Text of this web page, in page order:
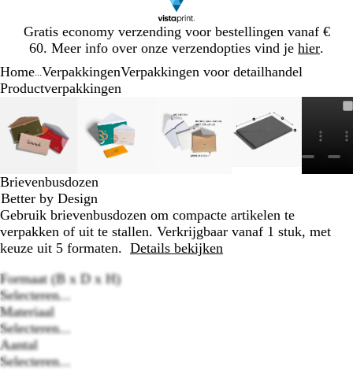
Gratis economy verzending voor bestellingen vanaf €
60. Meer info over onze verzendopties vind je hier.
1
Home VerpakkingenVerpakkingen voor detailhandel
Productverpakkingen
afbeelding
tot
minimum
om
uit
te
plus-
en
mintoetsen
te
zoomen
en
pijltjestoetsen
om
zwenken
afbeelding
tot
minimum
om
uit
te
plus-
en
mintoetsen
en
pijltjestoetsen
om
te
zwenken
afbeelding
tot
minimum
om
uit
te
plus-
en
mintoetsen
en
pijltjestoetsen
om
afbeelding
tot
minimum
om
uit
vouwen
plus-
en
mintoetsen
en
pijltjestoetsen
van
Brievenbusdozen
Better by Design
Gebruik brievenbusdozen om compacte artikelen te
verpakken of uit te stallen. Verkrijgbaar vanaf 1 stuk, met
keuze uit 5 formaten. Details bekijken
Formaat (B x D x H)
Selecteren...
Materiaal
Selecteren...
Aantal
Selecteren...